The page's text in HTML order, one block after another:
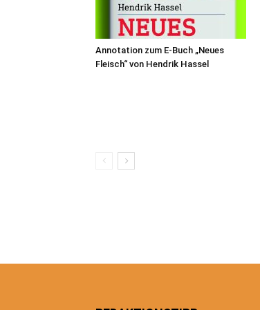
Annotation zum E-Buch „Neues
Fleisch“ von Hendrik Hassel